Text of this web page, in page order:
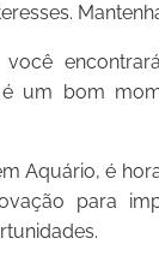
um bom
Aquário, é
para